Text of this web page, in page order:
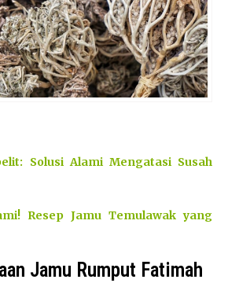
Solusi Alami Mengatasi Susah
Resep Jamu Temulawak yang
Jamu Rumput Fatimah